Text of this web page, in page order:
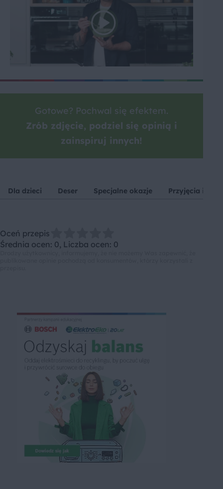
Gotowe? Pochwal się efektem.
Zrób zdjęcie, podziel się opinią i
zainspiruj innych!
Dla dzieci Deser Specjalne okazje Przyjęcia i
Oceń przepis
Średnia ocen: 0, Liczba ocen: 0